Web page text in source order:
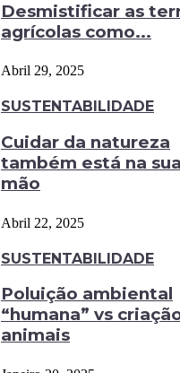
Desmistificar as
agrícolas como...
Abril 29, 2025
SUSTENTABILIDADE
Cuidar da natureza
também está na sua
mão
Abril 22, 2025
SUSTENTABILIDADE
Poluição ambiental
“humana” vs
animais